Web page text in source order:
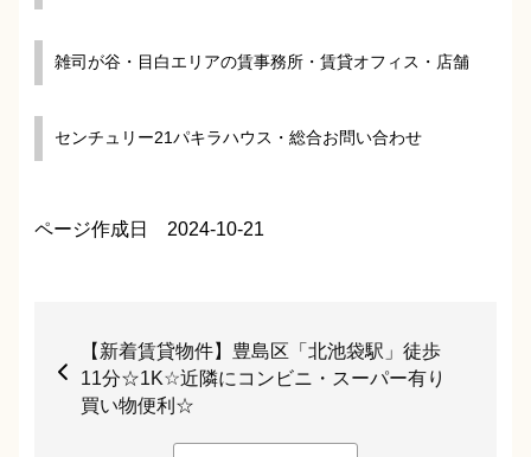
雑司が谷・目白エリアの賃事務所・賃貸オフィス・店舗
センチュリー21パキラハウス・総合お問い合わせ
ページ作成日 2024-10-21
【新着賃貸物件】豊島区「北池袋駅」徒歩
11分☆1K☆近隣にコンビニ・スーパー有り
買い物便利☆